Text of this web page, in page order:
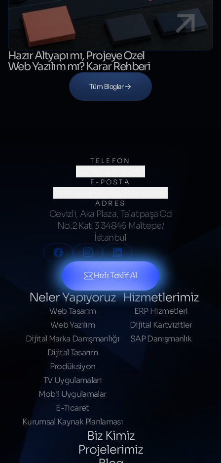
Hazır Altyapı mı, Projeye Özel
Web Yazılım mı? Karar Rehberi
Tüm Bloglar
TELEFON
(0216) 706 60 64
E-POSTA
ADRES
Cevizli, Aka Plaza, Talatpaşa Cd
No:2 Kat:3 34846 Maltepe/
İstanbul
Hızlı Teklif Al
Neler Yapıyoruz
Web Tasarım
Web Yazılım
Dijital Marka Danışmanlığı
Dijital Tasarım
Prodüksiyon
TV Uygulamaları
Mobil Uygulamalar
E-Ticaret
Kurumsal Kaynak Planlaması
Hizmetlerimiz
ERP Hizmetleri
Dijital Kartvizitler
SAP Danışmanlık
Biz Kimiz
Projelerimiz